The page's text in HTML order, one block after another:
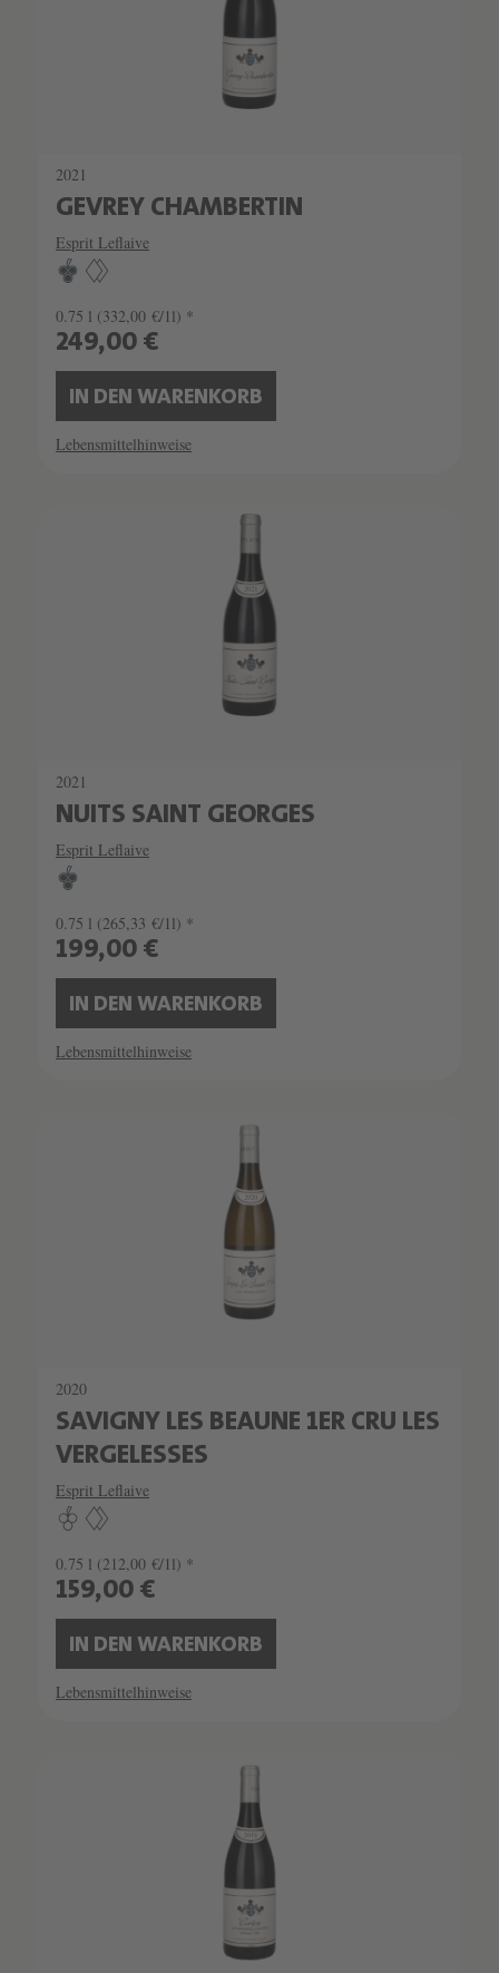
2021
GEVREY CHAMBERTIN
Esprit Leflaive
0.75 l (332,00 €/1l) *
249,00 €
IN DEN WARENKORB
Lebensmittelhinweise
2021
NUITS SAINT GEORGES
Esprit Leflaive
0.75 l (265,33 €/1l) *
199,00 €
IN DEN WARENKORB
Lebensmittelhinweise
2020
SAVIGNY LES BEAUNE 1ER CRU LES
VERGELESSES
Esprit Leflaive
0.75 l (212,00 €/1l) *
159,00 €
IN DEN WARENKORB
Lebensmittelhinweise